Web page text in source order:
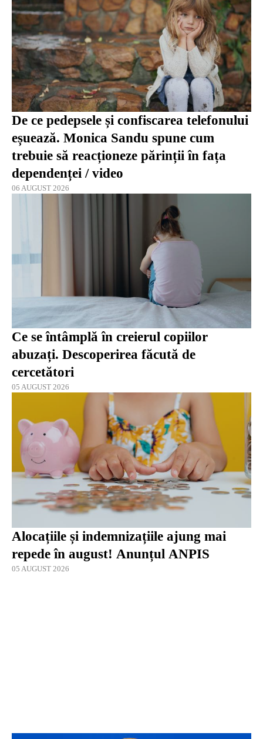
De ce pedepsele și confiscarea telefonului
eșuează. Monica Sandu spune cum
trebuie să reacționeze părinții în fața
dependenței / video
06 AUGUST 2026
Ce se întâmplă în creierul copiilor
abuzați. Descoperirea făcută de
cercetători
05 AUGUST 2026
Alocațiile și indemnizațiile ajung mai
repede în august! Anunțul ANPIS
05 AUGUST 2026